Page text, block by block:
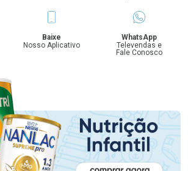
Baixe
Nosso Aplicativo
WhatsApp
Televendas e
Fale Conosco